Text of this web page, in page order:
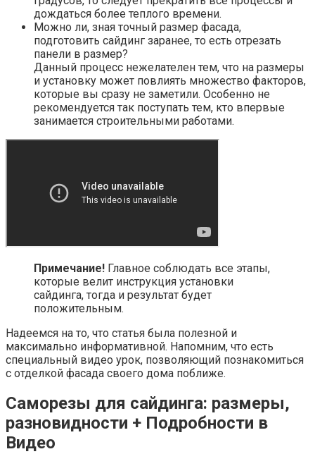
дождаться более теплого времени.
Можно ли, зная точный размер фасада,
подготовить сайдинг заранее, то есть отрезать
панели в размер?
Данный процесс нежелателен тем, что на размеры
и установку может повлиять множество факторов,
которые вы сразу не заметили. Особенно не
рекомендуется так поступать тем, кто впервые
занимается строительными работами.
Примечание! Главное соблюдать все этапы,
которые велит инструкция установки
сайдинга, тогда и результат будет
положительным.
Надеемся на то, что статья была полезной и
максимально информативной. Напомним, что есть
специальный видео урок, позволяющий познакомиться
с отделкой фасада своего дома поближе.
Саморезы для сайдинга: размеры,
разновидности + Подробности в
Видео